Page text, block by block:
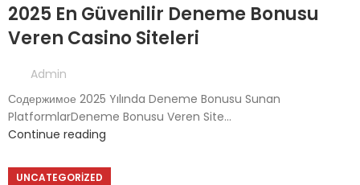
2025 En Güvenilir Deneme Bonusu
Veren Casino Siteleri
Admin
Содержимое 2025 Yılında Deneme Bonusu Sunan
PlatformlarDeneme Bonusu Veren Site...
Continue reading
UNCATEGORIZED